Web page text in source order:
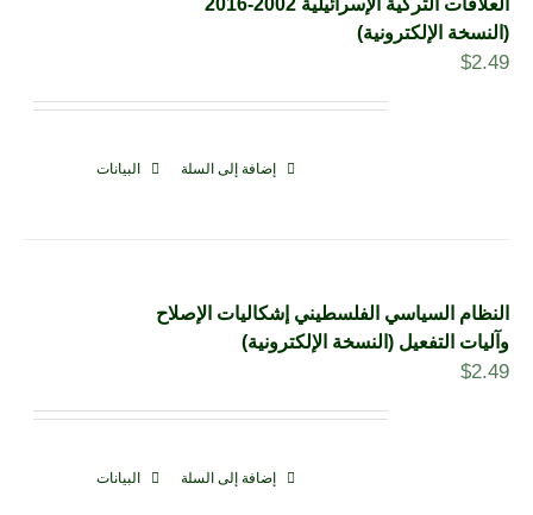
العلاقات التركية الإسرائيلية 2002-2016
(النسخة الإلكترونية)
$2.49
إضافة إلى السلة البيانات
النظام السياسي الفلسطيني إشكاليات الإصلاح
وآليات التفعيل (النسخة الإلكترونية)
$2.49
إضافة إلى السلة البيانات